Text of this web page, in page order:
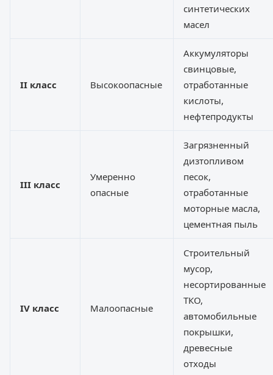
синтетических
масел
II класс Высокоопасные
Аккумуляторы
свинцовые,
отработанные
кислоты,
нефтепродукты
III класс
Умеренно
опасные
Загрязненный
дизтопливом
песок,
отработанные
моторные масла,
цементная пыль
IV класс Малоопасные
Строительный
мусор,
несортированные
ТКО,
автомобильные
покрышки,
древесные
отходы